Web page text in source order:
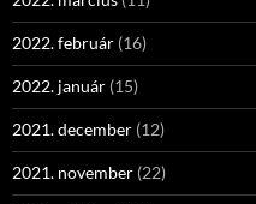
2022. február (16)
2022. január (15)
2021. december (12)
2021. november (22)